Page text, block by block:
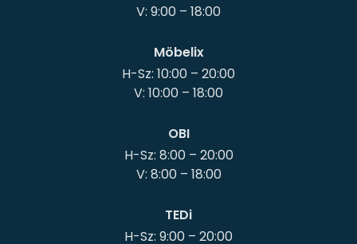
Möbelix
H-Sz: 10:00 – 20:00
OBI
H-Sz: 8:00 – 20:00
V: 8:00 – 18:00
TEDi
H-Sz: 9:00 – 20:00